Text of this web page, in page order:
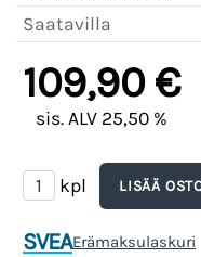
Saatavilla
109,90 €
sis. ALV 25,50 %
kpl
SVEAErämaksulaskuri